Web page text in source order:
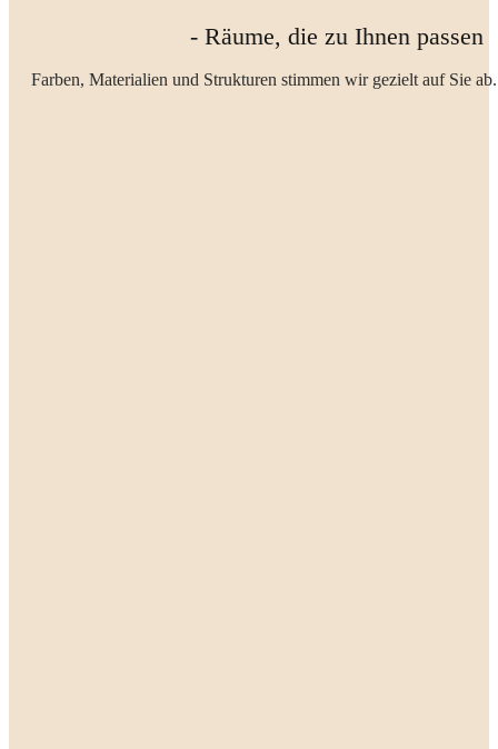
- Räume, die zu Ihnen passen
Farben, Materialien und Strukturen stimmen wir gezielt auf Sie